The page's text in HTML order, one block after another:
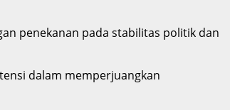
penekanan pada stabilitas politik dan
dalam memperjuangkan